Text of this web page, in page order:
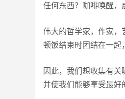
任何东西？咖啡唤醒，
伟大的哲学家，作家，
顿饭结束时团结在一起
因此，我们想收集有关
并使我们能够享受最好